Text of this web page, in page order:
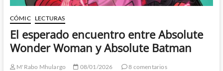
CÓMIC LECTURAS
El esperado encuentro entre Absolute
Wonder Woman y Absolute Batman
M'Rabo Mhulargo 08/01/2026
8 comentarios